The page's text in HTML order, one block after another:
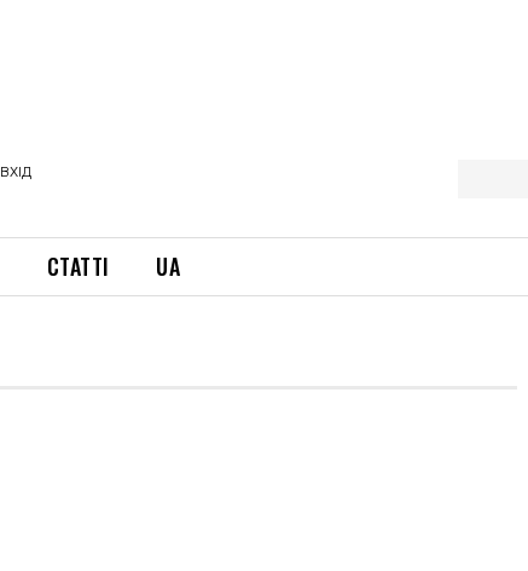
ВХІД
СТАТТІ UA